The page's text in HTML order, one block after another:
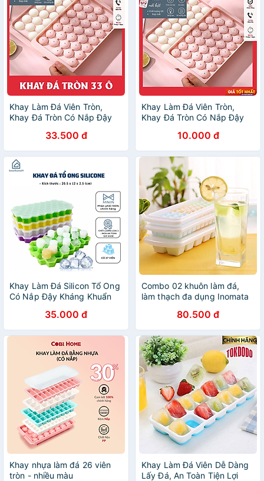
Khay Làm Đá Viên Tròn,
Khay Đá Tròn Có Nắp Đậy
Làm Thạch 33 Ô
33.500 đ
Khay Làm Đá Viên Tròn,
Khay Đá Tròn Có Nắp Đậy
Làm Thạch 33 Ô
10.000 đ
Khay Làm Đá Silicon Tổ Ong
Có Nắp Đậy Kháng Khuẩn
Làm Đá , Làm Thạch Cao
Cấp - HÀNG CHÍNH HÃNG
MINIIN
35.000 đ
Combo 02 khuôn làm đá,
làm thạch đa dụng Inomata
80.500 đ
Khay nhựa làm đá 26 viên
tròn - nhiều màu
Khay Làm Đá Viên Dễ Dàng
Lấy Đá, An Toàn Tiện Lợi